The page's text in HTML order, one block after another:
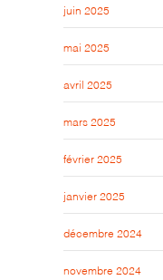
juin 2025
mai 2025
avril 2025
mars 2025
février 2025
janvier 2025
décembre 2024
novembre 2024